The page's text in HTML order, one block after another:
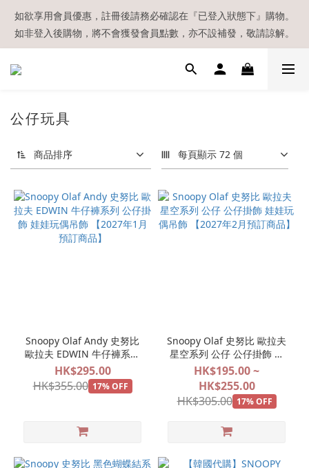
【現貨區】內款式均為在港現貨，現貨區以外的所有貨品都需要訂
貨喔！
如欲享用會員優惠，註冊後請務必確認在『已登入狀態下』購物。
如非登入後購物，將不會獲發會員點數，亦不設補發，敬請諒解。
溫馨提示：所有順豐快遞／本地及國際郵遞寄出後，本店只會以電
【現貨區】內款式均為在港現貨，現貨區以外的所有貨品都需要訂
公仔玩具
商品排序 每頁顯示 72 個
Snoopy Olaf Andy 史努比
歐拉夫 EDWIN 牛仔褲系列
公仔掛飾 娃娃玩偶吊飾
【2027年1月預訂商品】
HK$295.00
HK$355.00 17% OFF
Snoopy Olaf 史努比 歐拉夫
星空系列 公仔 公仔掛飾 娃
娃玩偶吊飾 【2027年2月預
訂商品】
HK$195.00 ~
HK$255.00
HK$305.00 17% OFF